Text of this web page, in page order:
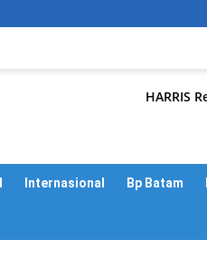
Internasional Bp Batam